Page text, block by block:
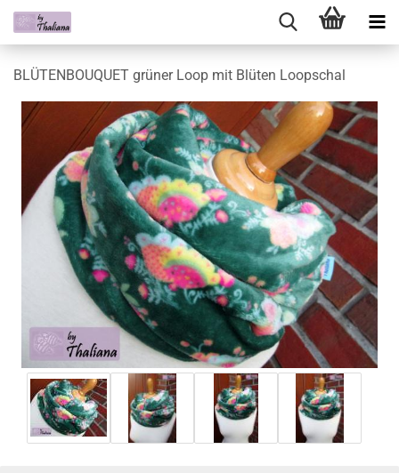
BLÜTENBOUQUET grüner Loop mit Blüten Loopschal